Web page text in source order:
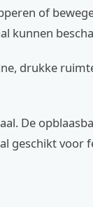
of
kunnen
drukke
De
geschikt voor